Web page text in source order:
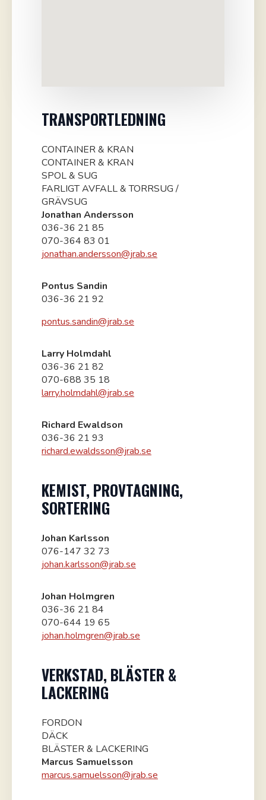
TRANSPORTLEDNING
CONTAINER & KRAN
CONTAINER & KRAN
SPOL & SUG
FARLIGT AVFALL & TORRSUG /
GRÄVSUG
Jonathan Andersson
036-36 21 85
070-364 83 01
jonathan.andersson@jrab.se
Pontus Sandin
036-36 21 92
pontus.sandin@jrab.se
Larry Holmdahl
036-36 21 82
070-688 35 18
larry.holmdahl@jrab.se
Richard Ewaldson
036-36 21 93
richard.ewaldsson@jrab.se
KEMIST, PROVTAGNING,
SORTERING
Johan Karlsson
076-147 32 73
johan.karlsson@jrab.se
Johan Holmgren
036-36 21 84
070-644 19 65
johan.holmgren@jrab.se
VERKSTAD, BLÄSTER &
LACKERING
FORDON
DÄCK
BLÄSTER & LACKERING
Marcus Samuelsson
marcus.samuelsson@jrab.se